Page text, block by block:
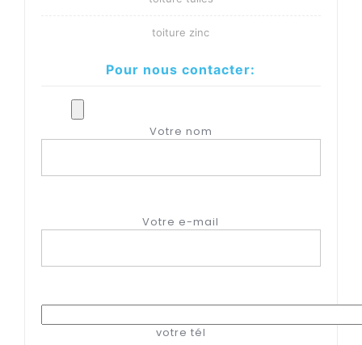
toiture zinc
Pour nous contacter:
Votre nom
Votre e-mail
votre tél